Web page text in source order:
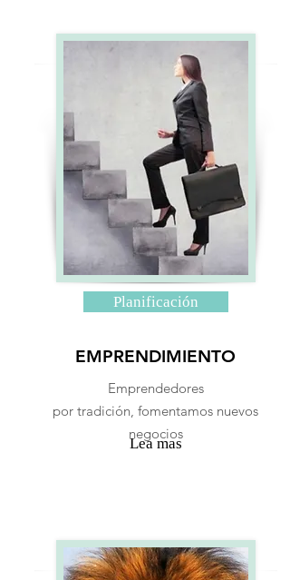
Planificación
EMPRENDIMIENTO
Emprendedores
por tradición, fomentamos nuevos
negocios
Lea mas